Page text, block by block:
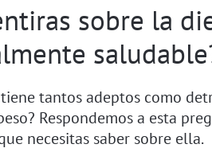
sobre la
tantos adeptos como
Respondemos a esta
necesitas saber sobre ella.